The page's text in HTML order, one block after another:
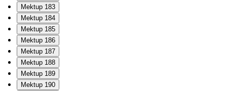
Mektup 183
Mektup 184
Mektup 185
Mektup 186
Mektup 187
Mektup 188
Mektup 189
Mektup 190